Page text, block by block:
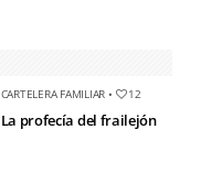
CARTELERA FAMILIAR • 12
La profecía del frailejón